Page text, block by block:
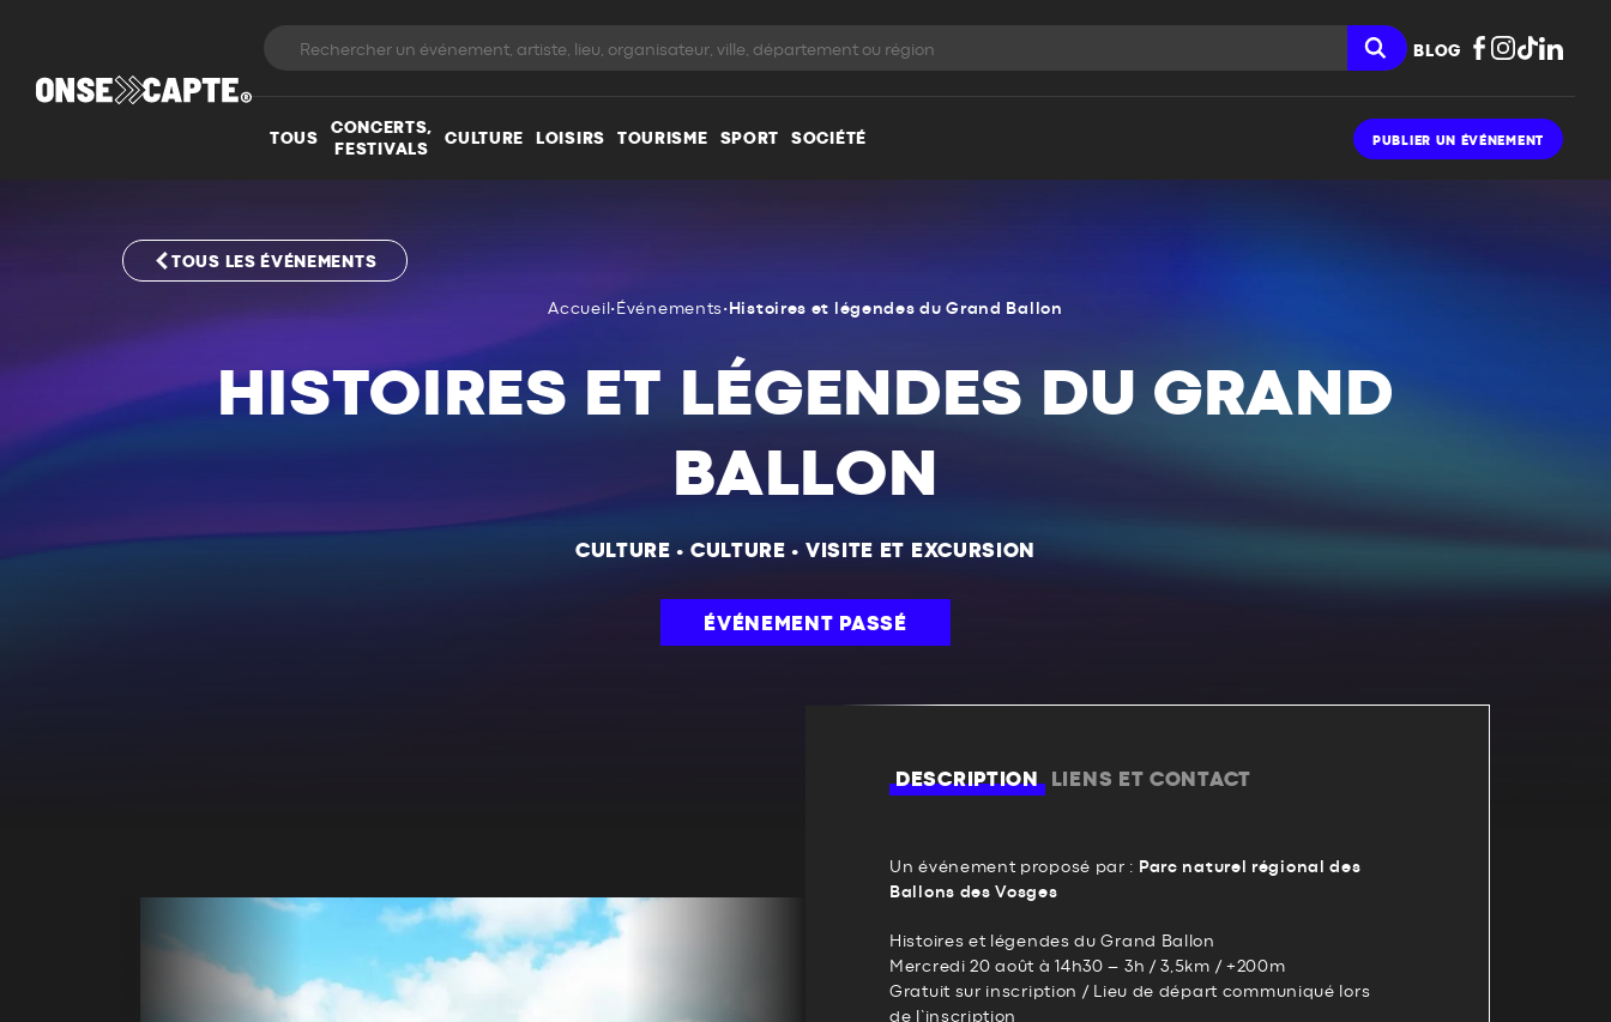
BLOG
TOUS
CONCERTS,
FESTIVALS
CULTURE LOISIRS TOURISME SPORT SOCIÉTÉ PUBLIER UN ÉVÉNEMENT
TOUS LES ÉVÉNEMENTS
Accueil • Événements• Histoires et légendes du Grand Ballon
HISTOIRES ET LÉGENDES DU GRAND
BALLON
CULTURE • CULTURE • VISITE ET EXCURSION
ÉVÉNEMENT PASSÉ
DESCRIPTION LIENS ET CONTACT
Un événement proposé par : Parc naturel régional des
Ballons des Vosges
Histoires et légendes du Grand Ballon
Mercredi 20 août à 14h30 – 3h / 3,5km / +200m
Gratuit sur inscription / Lieu de départ communiqué lors
de l’inscription